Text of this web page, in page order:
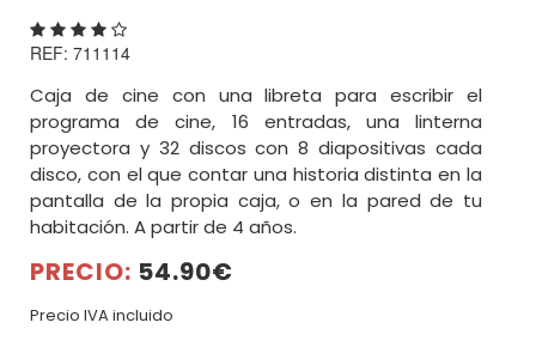
REF: 711114
Caja de cine con una libreta para escribir el
programa de cine, 16 entradas, una linterna
proyectora y 32 discos con 8 diapositivas cada
disco, con el que contar una historia distinta en la
pantalla de la propia caja, o en la pared de tu
habitación. A partir de 4 años.
PRECIO: 54.90€
Precio IVA incluido